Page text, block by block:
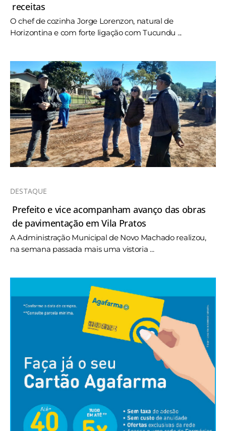
receitas
O chef de cozinha Jorge Lorenzon, natural de
Horizontina e com forte ligação com Tucundu ...
DESTAQUE
Prefeito e vice acompanham avanço das obras
de pavimentação em Vila Pratos
A Administração Municipal de Novo Machado realizou,
na semana passada mais uma vistoria ...